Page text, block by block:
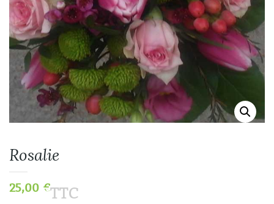
Rosalie
25,00 €TTC